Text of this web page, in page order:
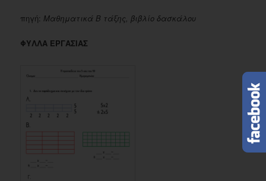
πηγή:Μαθηματικά Β τάξης, βιβλίο δασκάλου
ΦΥΛΛΑ ΕΡΓΑΣΙΑΣ